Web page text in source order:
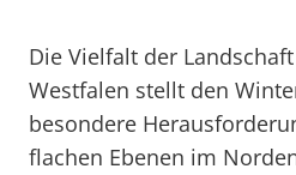
Die Vielfalt der
Westfalen stellt den
besondere
flachen Ebenen im